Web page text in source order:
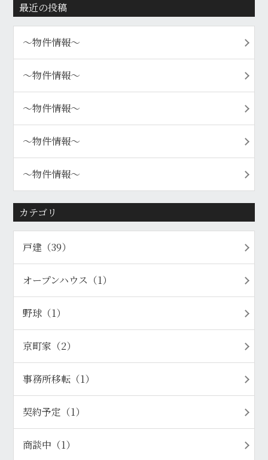
最近の投稿
〜物件情報〜
〜物件情報〜
〜物件情報〜
〜物件情報〜
〜物件情報〜
カテゴリ
戸建（39）
オープンハウス（1）
野球（1）
京町家（2）
事務所移転（1）
契約予定（1）
商談中（1）